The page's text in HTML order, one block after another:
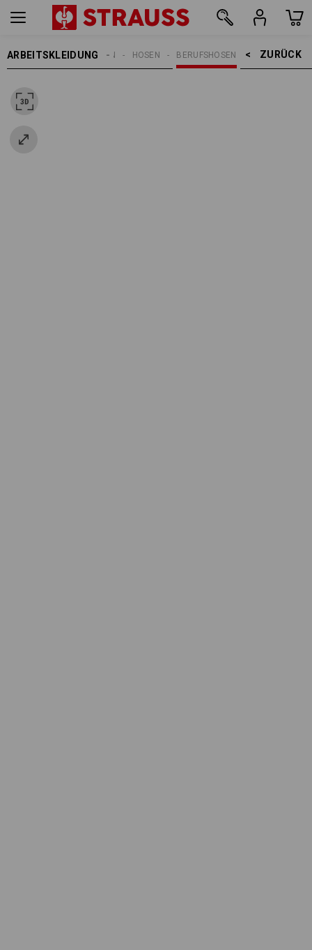
ARBEITSKLEIDUNG ZURÜCK    >
BERUFSHOSEN
HOSEN
DAMEN